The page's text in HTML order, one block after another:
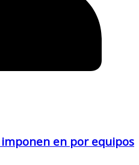
en por equipos